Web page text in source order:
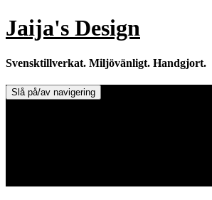
Hoppa
till
Jaija's Design
Svensktillverkat. Miljövänligt. Handgjort.
Slå på/av navigering